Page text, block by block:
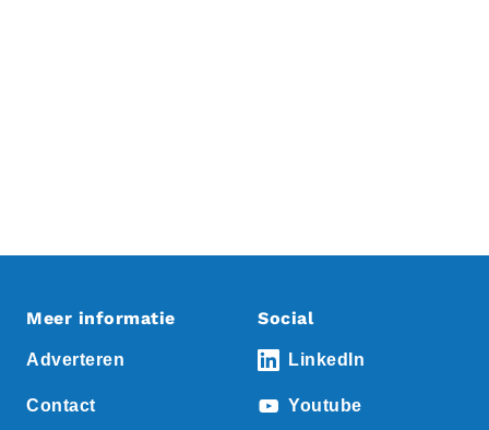
Meer informatie
Adverteren
Contact
Social
LinkedIn
Youtube